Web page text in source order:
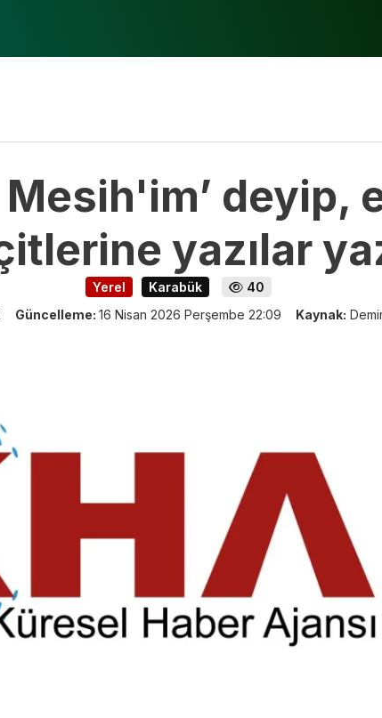
deyip,
yazılar
Yerel Karabük
40
Güncelleme: 16 Nisan 2026 Perşembe 22:09 Kaynak: